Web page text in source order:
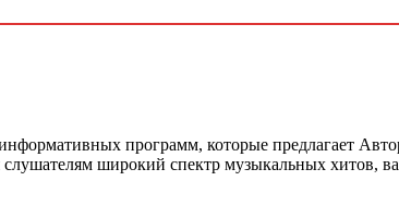
программ, которые предлагает
широкий спектр музыкальных хитов,